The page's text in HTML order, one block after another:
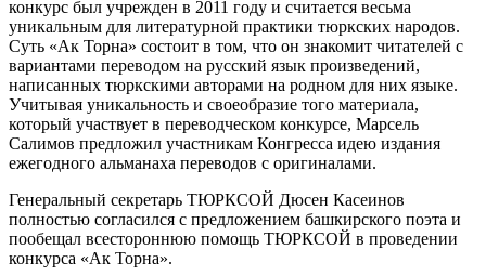
конкурс был учрежден в 2011 году и считается весьма
уникальным для литературной практики тюркских народов.
Суть «Ак Торна» состоит в том, что он знакомит читателей с
вариантами переводом на русский язык произведений,
написанных тюркскими авторами на родном для них языке.
Учитывая уникальность и своеобразие того материала,
который участвует в переводческом конкурсе, Марсель
Салимов предложил участникам Конгресса идею издания
ежегодного альманаха переводов с оригиналами.
Генеральный секретарь ТЮРКСОЙ Дюсен Касеинов
полностью согласился с предложением башкирского поэта и
пообещал всестороннюю помощь ТЮРКСОЙ в проведении
конкурса «Ак Торна».